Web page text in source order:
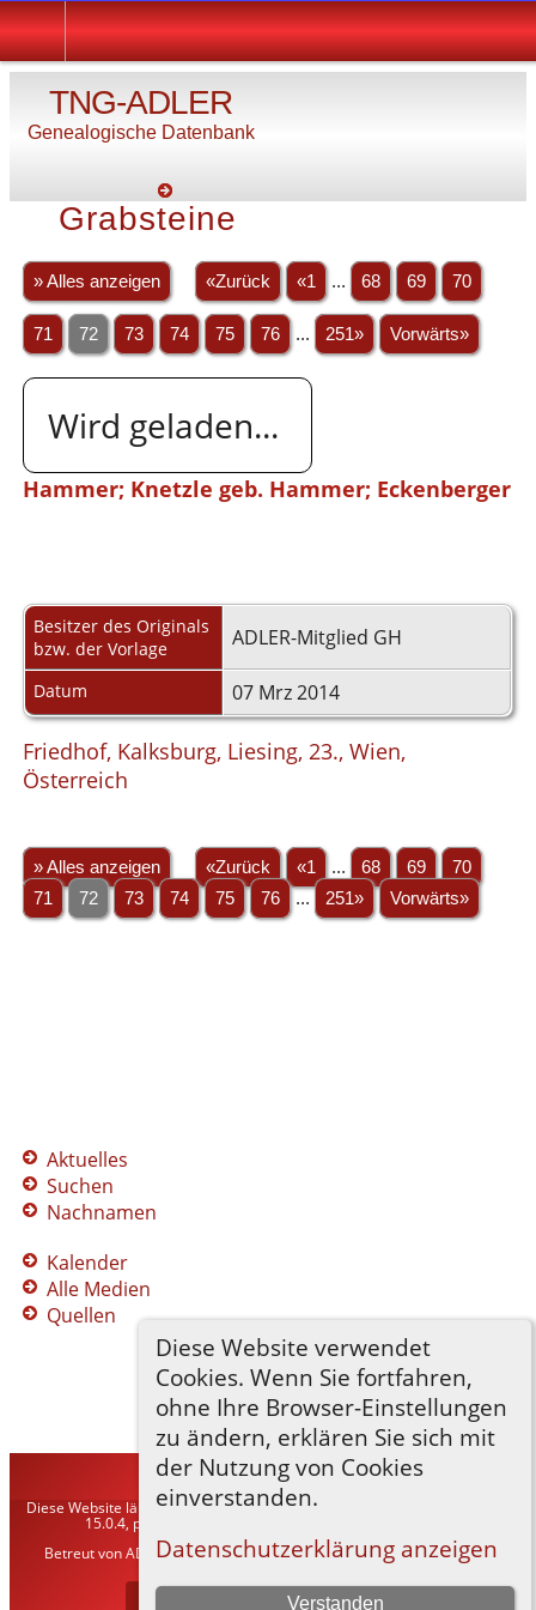
TNG-ADLER
Genealogische Datenbank
Diese Website verwendet
Cookies. Wenn Sie fortfahren,
ohne Ihre Browser-Einstellungen
zu ändern, erklären Sie sich mit
der Nutzung von Cookies
einverstanden.
Datenschutzerklärung anzeigen
Verstanden
Grabsteine
» Alles anzeigen «Zurück «1 ... 68 69 70
71 72 73 74 75 76 ... 251» Vorwärts»
Wird geladen...
Hammer; Knetzle geb. Hammer; Eckenberger
Besitzer des Originals
bzw. der Vorlage
ADLER-Mitglied GH
Datum 07 Mrz 2014
Friedhof, Kalksburg, Liesing, 23., Wien,
Österreich
» Alles anzeigen «Zurück «1 ... 68 69
70
71
72 73 74 75 76 ... 251» Vorwärts»
Aktuelles
Suchen
Nachnamen
Kalender
Alle Medien
Quellen
TNG-ADLER©
Diese Website läuft mit The Next Generation of Genealogy Sitebuilding
15.0.4, programmiert von Darrin Lythgoe © 2001-2026.
Betreut vonADLER Heraldisch-Genealogische Gesellschaft, Wien. |
Zur Desktop-Webseite wechseln